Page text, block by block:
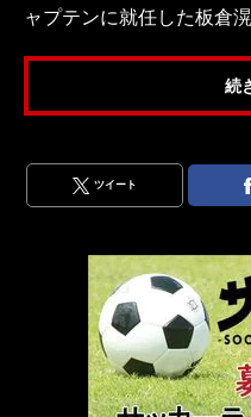
ャプテンに就任した板倉
続
ツイート